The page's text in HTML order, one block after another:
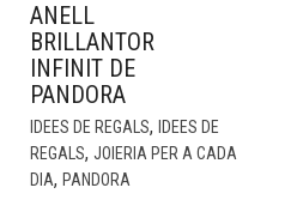
ANELL
BRILLANTOR
INFINIT DE
PANDORA
IDEES DE REGALS,
IDEES DE
REGALS, JOIERIA PER A CADA
DIA, PANDORA